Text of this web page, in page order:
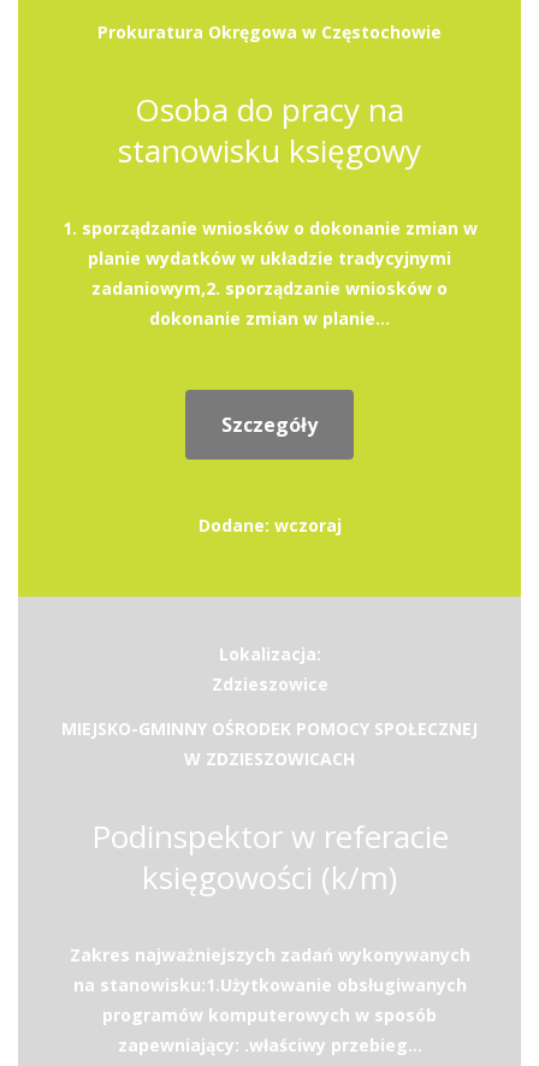
Prokuratura Okręgowa w Częstochowie
Osoba do pracy na
stanowisku księgowy
1. sporządzanie wniosków o dokonanie zmian w
planie wydatków w układzie tradycyjnymi
zadaniowym,2. sporządzanie wniosków o
dokonanie zmian w planie...
Szczegóły
Dodane: wczoraj
Lokalizacja:
Zdzieszowice
MIEJSKO-GMINNY OŚRODEK POMOCY SPOŁECZNEJ
W ZDZIESZOWICACH
Podinspektor w referacie
księgowości (k/m)
Zakres najważniejszych zadań wykonywanych
na stanowisku:1.Użytkowanie obsługiwanych
programów komputerowych w sposób
zapewniający: .właściwy przebieg...